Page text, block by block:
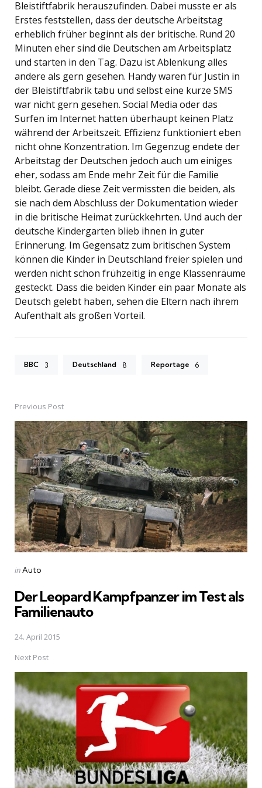
Bleistiftfabrik herauszufinden. Dabei musste er als
Erstes feststellen, dass der deutsche Arbeitstag
erheblich früher beginnt als der britische. Rund 20
Minuten eher sind die Deutschen am Arbeitsplatz
und starten in den Tag. Dazu ist Ablenkung alles
andere als gern gesehen. Handy waren für Justin in
der Bleistiftfabrik tabu und selbst eine kurze SMS
war nicht gern gesehen. Social Media oder das
Surfen im Internet hatten überhaupt keinen Platz
während der Arbeitszeit. Effizienz funktioniert eben
nicht ohne Konzentration. Im Gegenzug endete der
Arbeitstag der Deutschen jedoch auch um einiges
eher, sodass am Ende mehr Zeit für die Familie
bleibt. Gerade diese Zeit vermissten die beiden, als
sie nach dem Abschluss der Dokumentation wieder
in die britische Heimat zurückkehrten. Und auch der
deutsche Kindergarten blieb ihnen in guter
Erinnerung. Im Gegensatz zum britischen System
können die Kinder in Deutschland freier spielen und
werden nicht schon frühzeitig in enge Klassenräume
gesteckt. Dass die beiden Kinder ein paar Monate als
Deutsch gelebt haben, sehen die Eltern nach ihrem
Aufenthalt als großen Vorteil.
BBC 3 Deutschland 8 Reportage 6
Post
navigation
Previous Post
Posted
inAuto
Der Leopard Kampfpanzer im Test als
Familienauto
24. April 2015
Next Post